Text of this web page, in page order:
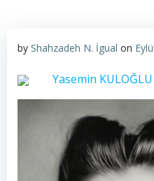
by Shahzadeh N. İgual on
Yasemin KULOĞLU